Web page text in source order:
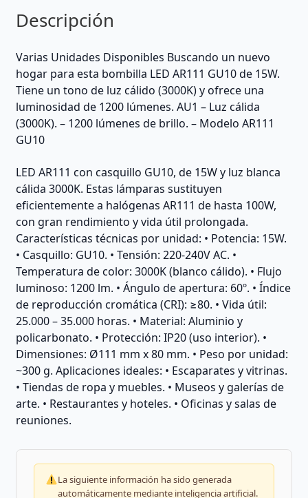
Descripción
Varias Unidades Disponibles Buscando un nuevo
hogar para esta bombilla LED AR111 GU10 de 15W.
Tiene un tono de luz cálido (3000K) y ofrece una
luminosidad de 1200 lúmenes. AU1 – Luz cálida
(3000K). – 1200 lúmenes de brillo. – Modelo AR111
GU10
LED AR111 con casquillo GU10, de 15W y luz blanca
cálida 3000K. Estas lámparas sustituyen
eficientemente a halógenas AR111 de hasta 100W,
con gran rendimiento y vida útil prolongada.
Características técnicas por unidad: • Potencia: 15W.
• Casquillo: GU10. • Tensión: 220-240V AC. •
Temperatura de color: 3000K (blanco cálido). • Flujo
luminoso: 1200 lm. • Ángulo de apertura: 60º. • Índice
de reproducción cromática (CRI): ≥80. • Vida útil:
25.000 – 35.000 horas. • Material: Aluminio y
policarbonato. • Protección: IP20 (uso interior). •
Dimensiones: Ø111 mm x 80 mm. • Peso por unidad:
~300 g. Aplicaciones ideales: • Escaparates y vitrinas.
• Tiendas de ropa y muebles. • Museos y galerías de
arte. • Restaurantes y hoteles. • Oficinas y salas de
reuniones.
La siguiente información ha sido generada
automáticamente mediante inteligencia artificial.